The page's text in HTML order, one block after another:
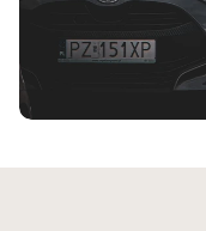
Wszystkie
poniedziałku
oraz w
wyłączeniem